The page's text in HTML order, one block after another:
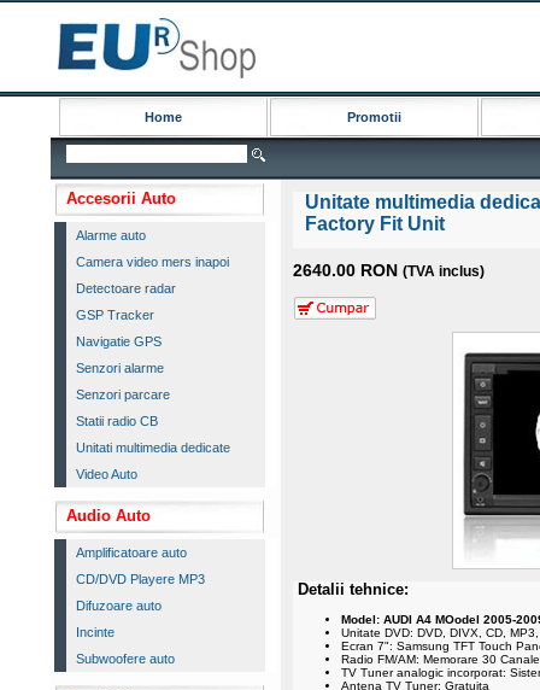
Home Promotii
Accesorii Auto
Alarme auto
Camera video mers inapoi
Detectoare radar
GSP Tracker
Navigatie GPS
Senzori alarme
Senzori parcare
Statii radio CB
Unitati multimedia dedicate
Video Auto
Audio Auto
Amplificatoare auto
CD/DVD Playere MP3
Difuzoare auto
Incinte
Subwoofere auto
Unitate multimedia
Factory Fit Unit
2640.00 RON (TVA inclus)
Detalii tehnice:
Model: AUDI A4 MOodel 2005-
Unitate DVD: DVD, DIVX, CD,
Ecran 7": Samsung TFT Touch
Radio FM/AM: Memorare 30 Canale
TV Tuner analogic incorporat:
Antena TV Tuner: Gratuita